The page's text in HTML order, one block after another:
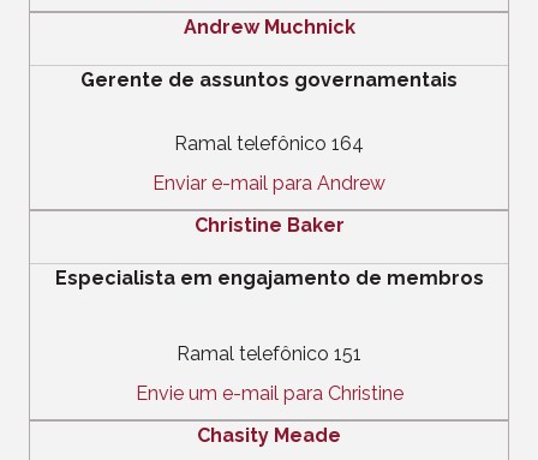
Andrew Muchnick
Gerente de assuntos governamentais
Ramal telefônico 164
Enviar e-mail para Andrew
Christine Baker
Especialista em engajamento de membros
Ramal telefônico 151
Envie um e-mail para Christine
Chasity Meade